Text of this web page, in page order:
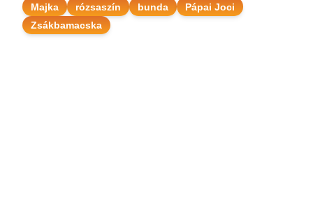
Majka rózsaszín bunda
Pápai Joci
Zsákbamacska